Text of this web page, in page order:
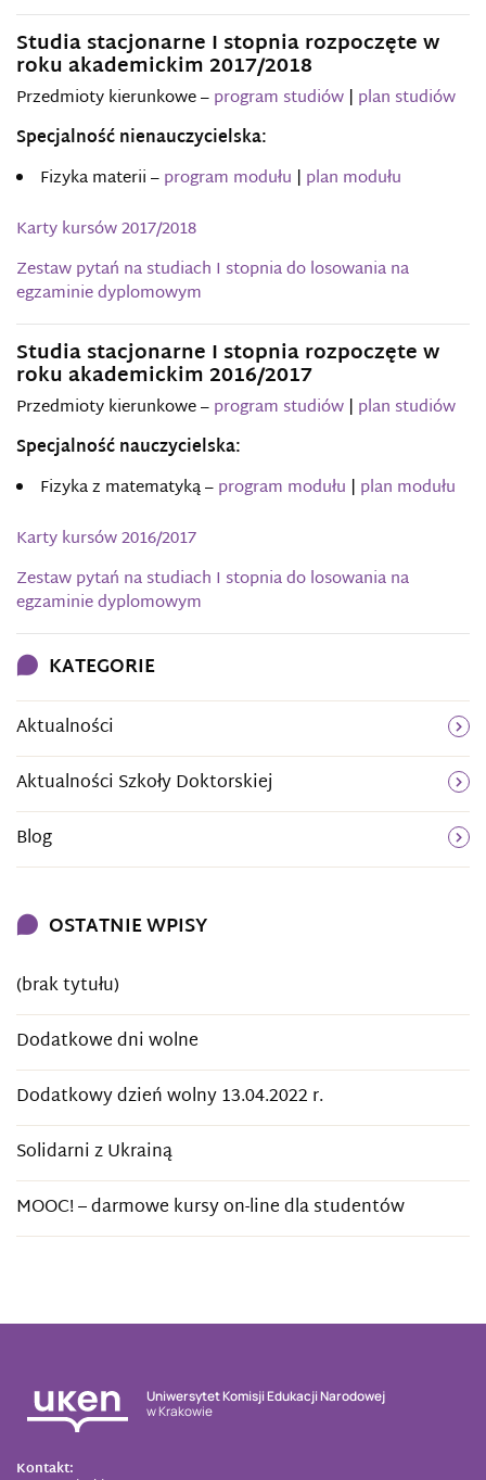
Studia stacjonarne I stopnia rozpoczęte w
roku akademickim 2017/2018
Przedmioty kierunkowe –program studiów | plan studiów
Specjalność nienauczycielska:
Fizyka materii –program modułu | plan modułu
Karty kursów 2017/2018
Zestaw pytań na studiach I stopnia do losowania na
egzaminie dyplomowym
Studia stacjonarne I stopnia rozpoczęte w
roku akademickim 2016/2017
Przedmioty kierunkowe –program studiów | plan studiów
Specjalność nauczycielska:
Fizyka z matematyką –program modułu | plan modułu
Karty kursów 2016/2017
Zestaw pytań na studiach I stopnia do losowania na
egzaminie dyplomowym
KATEGORIE
Aktualności
Aktualności Szkoły Doktorskiej
Blog
OSTATNIE WPISY
(brak tytułu)
Dodatkowe dni wolne
Dodatkowy dzień wolny 13.04.2022 r.
Solidarni z Ukrainą
MOOC! – darmowe kursy on-line dla studentów
Uniwersytet Komisji Edukacji Narodowej
w Krakowie
Kontakt: